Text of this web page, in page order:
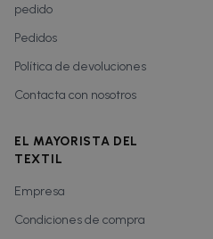
pedido
Pedidos
Política de devoluciones
Contacta con nosotros
EL MAYORISTA DEL
TEXTIL
Empresa
Condiciones de compra